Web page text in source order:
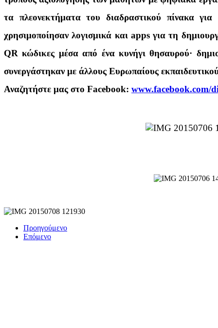
τα πλεονεκτήματα του διαδραστικού πίνακα για
χρησιμοποίησαν λογισμικά και apps για τη
QR κώδικες μέσα από ένα κυνήγι θησαυρού·
συνεργάστηκαν με άλλους Ευρωπαίους
Αναζητήστε μας στο Facebook: www.facebook.com/
Προηγούμενο
Επόμενο